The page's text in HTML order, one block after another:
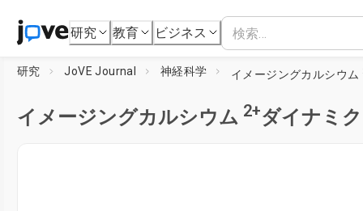
研究 教育 ビジネス
研究 JoVE Journal 神経科学 イメージングカルシウム
イメージングカルシウム 2+ダイナミ